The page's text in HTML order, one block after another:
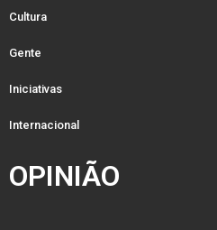
Cultura
Gente
Iniciativas
Internacional
OPINIÃO